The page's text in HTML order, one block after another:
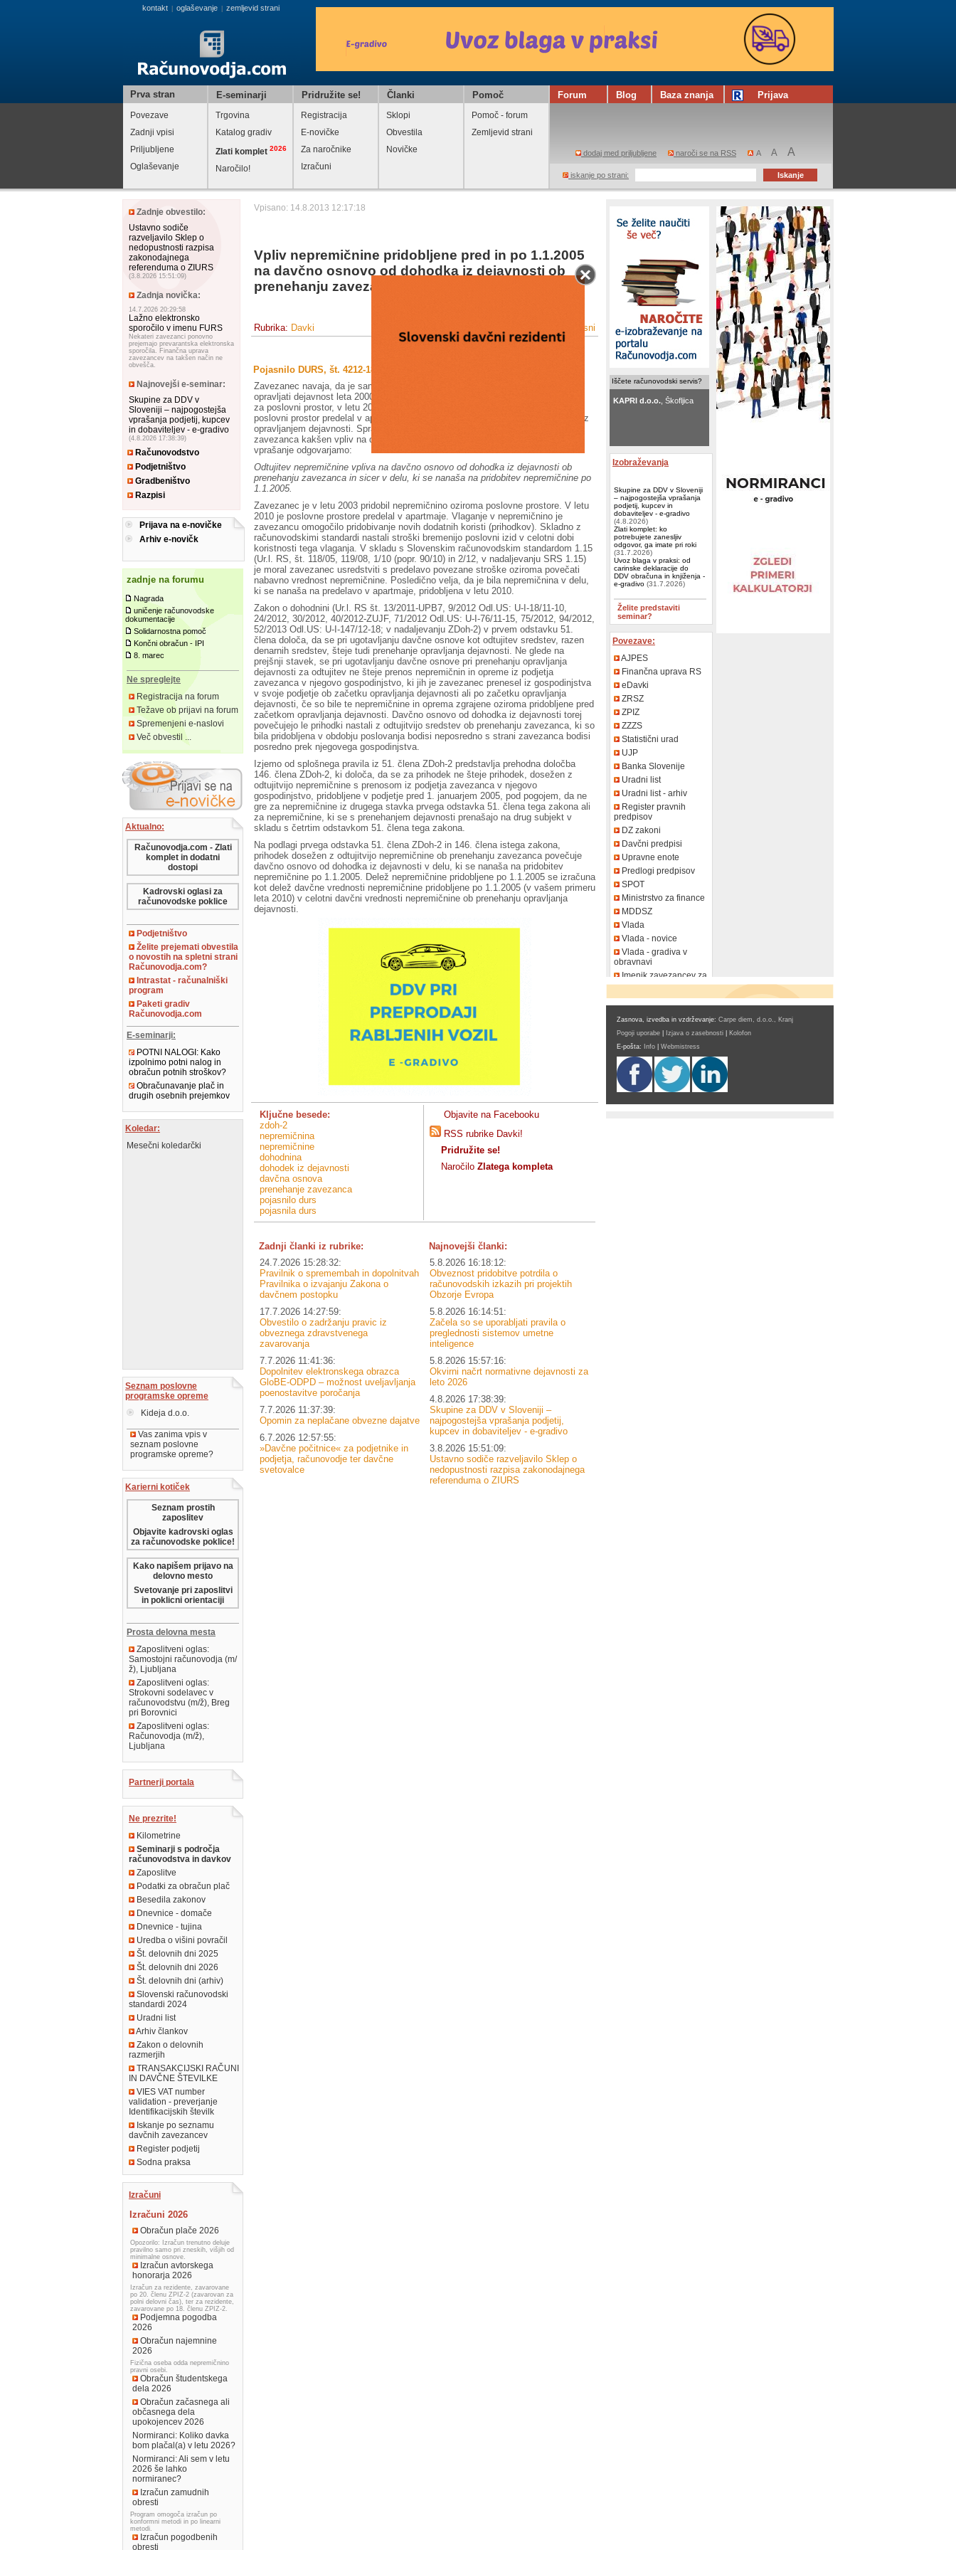
kontakt oglaševanje zemljevid strani
Prva stran E-seminarji Pridružite se! Članki Pomoč Forum Blog Baza znanja Prijava
Povezave
Zadnji vpisi
Priljubljene
Oglaševanje
Trgovina
Katalog gradiv
Zlati komplet 2026
Naročilo!
Registracija
E-novičke
Za naročnike
Izračuni
Sklopi
Obvestila
Novičke
Pomoč - forum
Zemljevid strani
dodaj med priljubljene naroči se na RSS A A A
iskanje po strani:
Zadnje obvestilo:
Ustavno sodiče
razveljavilo Sklep o
nedopustnosti razpisa
zakonodajnega
referenduma o ZIURS
(3.8.2026 15:51:09)
Zadnja novička:
14.7.2026 20:29:58
Lažno elektronsko
sporočilo v imenu FURS
Nekateri zavezanci ponovno
prejemajo prevarantska elektronska
sporočila. Finančna uprava
zavezancev na takšen način ne
obvešča.
Najnovejši e-seminar:
Skupine za DDV v
Sloveniji – najpogostejša
vprašanja podjetij, kupcev
in dobaviteljev - e-gradivo
(4.8.2026 17:38:39)
Računovodstvo
Podjetništvo
Gradbeništvo
Razpisi
Prijava na e-novičke
Arhiv e-novičk
zadnje na forumu
Nagrada
uničenje računovodske
dokumentacije
Solidarnostna pomoč
Končni obračun - IPI
8. marec
Ne spreglejte
Registracija na forum
Težave ob prijavi na forum
Spremenjeni e-naslovi
Več obvestil ...
Aktualno:
Računovodja.com - Zlati
komplet in dodatni
dostopi
Kadrovski oglasi za
računovodske poklice
Podjetništvo
Želite prejemati obvestila
o novostih na spletni strani
Računovodja.com?
Intrastat - računalniški
program
Paketi gradiv
Računovodja.com
E-seminarji:
POTNI NALOGI: Kako
izpolnimo potni nalog in
obračun potnih stroškov?
Obračunavanje plač in
drugih osebnih prejemkov
Koledar:
Mesečni koledarčki
Seznam poslovne
programske opreme
Kideja d.o.o.
Vas zanima vpis v
seznam poslovne
programske opreme?
Karierni kotiček
Seznam prostih
zaposlitev
Objavite kadrovski oglas
za računovodske poklice!
Kako napišem prijavo na
delovno mesto
Svetovanje pri zaposlitvi
in poklicni orientaciji
Prosta delovna mesta
Zaposlitveni oglas:
Samostojni računovodja (m/
ž), Ljubljana
Zaposlitveni oglas:
Strokovni sodelavec v
računovodstvu (m/ž), Breg
pri Borovnici
Zaposlitveni oglas:
Računovodja (m/ž),
Ljubljana
Partnerji portala
Ne prezrite!
Kilometrine
Seminarji s področja
računovodstva in davkov
Zaposlitve
Podatki za obračun plač
Besedila zakonov
Dnevnice - domače
Dnevnice - tujina
Uredba o višini povračil
Št. delovnih dni 2025
Št. delovnih dni 2026
Št. delovnih dni (arhiv)
Slovenski računovodski
standardi 2024
Uradni list
Arhiv člankov
Zakon o delovnih
razmerjih
TRANSAKCIJSKI RAČUNI
IN DAVČNE ŠTEVILKE
VIES VAT number
validation - preverjanje
Identifikacijskih številk
Iskanje po seznamu
davčnih zavezancev
Register podjetij
Sodna praksa
Izračuni
Izračuni 2026
Obračun plače 2026
Opozorilo: Izračun trenutno deluje
pravilno samo pri zneskih, višjih od
minimalne osnove.
Izračun avtorskega
honorarja 2026
Izračun za rezidente, zavarovane
po 20. členu ZPIZ-2 (zavarovan za
polni delovni čas), ter za rezidente,
zavarovane po 18. členu ZPIZ-2.
Podjemna pogodba
2026
Obračun najemnine
2026
Fizična oseba odda nepremičnino
pravni osebi.
Obračun študentskega
dela 2026
Obračun začasnega ali
občasnega dela
upokojencev 2026
Normiranci: Koliko davka
bom plačal(a) v letu 2026?
Normiranci: Ali sem v letu
2026 še lahko
normiranec?
Izračun zamudnih
obresti
Program omogoča izračun po
konformni metodi in po linearni
metodi.
Izračun pogodbenih
obresti
Vpisano: 14.8.2013 12:17:18
Vpliv nepremičnine pridobljene pred in po 1.1.2005
na davčno osnovo od dohodka iz dejavnosti ob
prenehanju zavezanca
Rubrika: Davki Natisni
Pojasnilo DURS, št. 4212-1845/2013-2 (01-640-06), 2. 8. 2013
Zavezanec navaja, da je samostojni podjetnik (v nadaljevanju zavezanec) začel
opravljati dejavnost leta 2000. V letu 2003 mu je bilo izdano gradbeno dovoljenje
za poslovni prostor, v letu 2004 pa je poslovni prostor dokončal. Leta 2010 je ta
poslovni prostor predelal v apartmaje. Zavezanec v letu 2013 načrtuje prenehati z
opravljanjem dejavnosti. Sprašuje ali ima odtujitev nepremičnine ob prenehanju
zavezanca kakšen vpliv na davčno osnovo od dohodka iz dejavnosti. Na
vprašanje odgovarjamo:
Odtujitev nepremičnine vpliva na davčno osnovo od dohodka iz dejavnosti ob
prenehanju zavezanca in sicer v delu, ki se nanaša na pridobitev nepremičnine po
1.1.2005.
Zavezanec je v letu 2003 pridobil nepremičnino oziroma poslovne prostore. V letu
2010 je poslovne prostore predelal v apartmaje. Vlaganje v nepremičnino je
zavezancu omogočilo pridobivanje novih dodatnih koristi (prihodkov). Skladno z
računovodskimi standardi nastali stroški bremenijo poslovni izid v celotni dobi
koristnosti tega vlaganja. V skladu s Slovenskim računovodskim standardom 1.15
(Ur.l. RS, št. 118/05, 119/08, 1/10 (popr. 90/10) in 2/12, v nadaljevanju SRS 1.15)
je moral zavezanec usredstviti s predelavo povezane stroške oziroma povečati
nabavno vrednost nepremičnine. Posledično velja, da je bila nepremičnina v delu,
ki se nanaša na predelavo v apartmaje, pridobljena v letu 2010.
Zakon o dohodnini (Ur.l. RS št. 13/2011-UPB7, 9/2012 Odl.US: U-I-18/11-10,
24/2012, 30/2012, 40/2012-ZUJF, 71/2012 Odl.US: U-I-76/11-15, 75/2012, 94/2012,
52/2013 Odl.US: U-I-147/12-18; v nadaljevanju ZDoh-2) v prvem odstavku 51.
člena določa, da se pri ugotavljanju davčne osnove kot odtujitev sredstev, razen
denarnih sredstev, šteje tudi prenehanje opravljanja dejavnosti. Ne glede na
prejšnji stavek, se pri ugotavljanju davčne osnove pri prenehanju opravljanja
dejavnosti za odtujitev ne šteje prenos nepremičnin in opreme iz podjetja
zavezanca v njegovo gospodinjstvo, ki jih je zavezanec prenesel iz gospodinjstva
v svoje podjetje ob začetku opravljanja dejavnosti ali po začetku opravljanja
dejavnosti, če so bile te nepremičnine in oprema zgrajene oziroma pridobljene pred
začetkom opravljanja dejavnosti. Davčno osnovo od dohodka iz dejavnosti torej
povečujejo le prihodki nastali z odtujitvijo sredstev ob prenehanju zavezanca, ki so
bila pridobljena v obdobju poslovanja bodisi neposredno s strani zavezanca bodisi
posredno prek njegovega gospodinjstva.
Izjemo od splošnega pravila iz 51. člena ZDoh-2 predstavlja prehodna določba
146. člena ZDoh-2, ki določa, da se za prihodek ne šteje prihodek, dosežen z
odtujitvijo nepremičnine s prenosom iz podjetja zavezanca v njegovo
gospodinjstvo, pridobljene v podjetje pred 1. januarjem 2005, pod pogojem, da ne
gre za nepremičnine iz drugega stavka prvega odstavka 51. člena tega zakona ali
za nepremičnine, ki se s prenehanjem dejavnosti prenašajo na drug subjekt v
skladu s četrtim odstavkom 51. člena tega zakona.
Na podlagi prvega odstavka 51. člena ZDoh-2 in 146. člena istega zakona,
prihodek dosežen z odtujitvijo nepremičnine ob prenehanju zavezanca povečuje
davčno osnovo od dohodka iz dejavnosti v delu, ki se nanaša na pridobitev
nepremičnine po 1.1.2005. Delež nepremičnine pridobljene po 1.1.2005 se izračuna
kot delež davčne vrednosti nepremičnine pridobljene po 1.1.2005 (v vašem primeru
leta 2010) v celotni davčni vrednosti nepremičnine ob prenehanju opravljanja
dejavnosti.
Ključne besede:
zdoh-2
nepremičnina
nepremičnine
dohodnina
dohodek iz dejavnosti
davčna osnova
prenehanje zavezanca
pojasnilo durs
pojasnila durs
Objavite na Facebooku
RSS rubrike Davki!
Pridružite se!
Naročilo Zlatega kompleta
Zadnji članki iz rubrike:
24.7.2026 15:28:32:
Pravilnik o spremembah in dopolnitvah
Pravilnika o izvajanju Zakona o
davčnem postopku
17.7.2026 14:27:59:
Obvestilo o zadržanju pravic iz
obveznega zdravstvenega
zavarovanja
7.7.2026 11:41:36:
Dopolnitev elektronskega obrazca
GloBE-ODPD – možnost uveljavljanja
poenostavitve poročanja
7.7.2026 11:37:39:
Opomin za neplačane obvezne dajatve
6.7.2026 12:57:55:
»Davčne počitnice« za podjetnike in
podjetja, računovodje ter davčne
svetovalce
Najnovejši članki:
5.8.2026 16:18:12:
Obveznost pridobitve potrdila o
računovodskih izkazih pri projektih
Obzorje Evropa
5.8.2026 16:14:51:
Začela so se uporabljati pravila o
preglednosti sistemov umetne
inteligence
5.8.2026 15:57:16:
Okvirni načrt normativne dejavnosti za
leto 2026
4.8.2026 17:38:39:
Skupine za DDV v Sloveniji –
najpogostejša vprašanja podjetij,
kupcev in dobaviteljev - e-gradivo
3.8.2026 15:51:09:
Ustavno sodiče razveljavilo Sklep o
nedopustnosti razpisa zakonodajnega
referenduma o ZIURS
Iščete računovodski servis?
KAPRI d.o.o. , Škofljica
Izobraževanja
Skupine za DDV v Sloveniji
– najpogostejša vprašanja
podjetij, kupcev in
dobaviteljev - e-gradivo
(4.8.2026)
Zlati komplet: ko
potrebujete zanesljiv
odgovor, ga imate pri roki
(31.7.2026)
Uvoz blaga v praksi: od
carinske deklaracije do
DDV obračuna in knjiženja -
e-gradivo (31.7.2026)
Želite predstaviti
seminar?
Povezave:
AJPES
Finančna uprava RS
eDavki
ZRSZ
ZPIZ
ZZZS
Statistični urad
UJP
Banka Slovenije
Uradni list
Uradni list - arhiv
Register pravnih
predpisov
DZ zakoni
Davčni predpisi
Upravne enote
Predlogi predpisov
SPOT
Ministrstvo za finance
MDDSZ
Vlada
Vlada - novice
Vlada - gradiva v
obravnavi
Imenik zavezancev za
DDV
Zasnova, izvedba in vzdrževanje: Carpe diem, d.o.o., Kranj
Pogoji uporabe
Izjava o zasebnosti
Kolofon
E-pošta:
Info Webmistress